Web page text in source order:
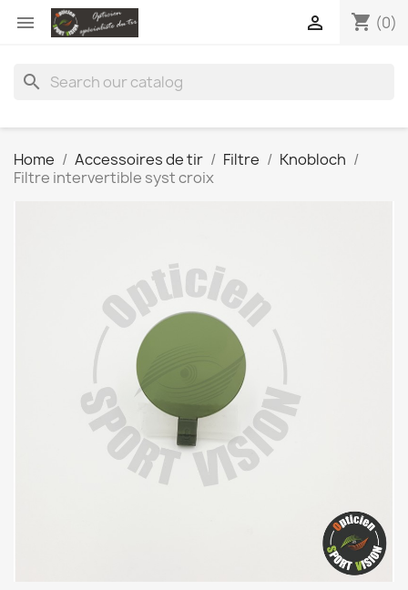
 shopping_cart (0)

search
Home Accessoires de tir Filtre
Knobloch
Filtre intervertible syst croix